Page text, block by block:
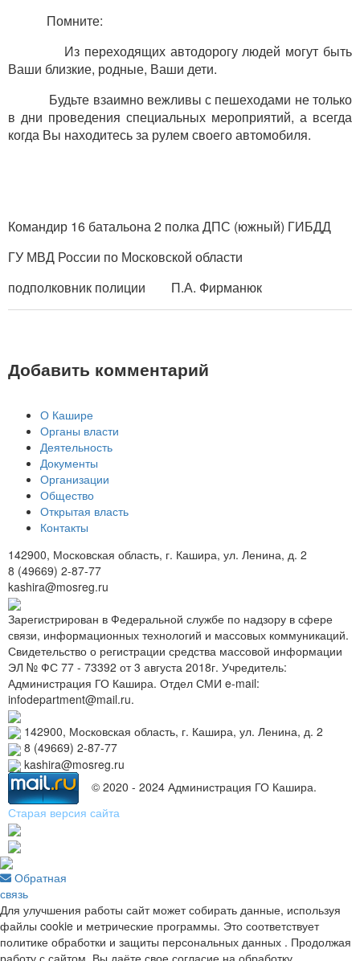
Помните:
Из переходящих автодорогу людей могут быть
Ваши близкие, родные, Ваши дети.
Будьте взаимно вежливы с пешеходами не только
в дни проведения специальных мероприятий, а всегда
когда Вы находитесь за рулем своего автомобиля.
Командир 16 батальона 2 полка ДПС (южный) ГИБДД
ГУ МВД России по Московской области
подполковник полиции П.А. Фирманюк
Добавить комментарий
О Кашире
Органы власти
Деятельность
Документы
Организации
Общество
Открытая власть
Контакты
142900, Московская область, г. Кашира, ул. Ленина, д. 2
8 (49669) 2-87-77
kashira@mosreg.ru
Зарегистрирован в Федеральной службе по надзору в сфере
связи, информационных технологий и массовых коммуникаций.
Свидетельство о регистрации средства массовой информации
ЭЛ № ФС 77 - 73392 от 3 августа 2018г. Учредитель:
Администрация ГО Кашира. Отдел СМИ e-mail:
infodepartment@mail.ru.
142900, Московская область, г. Кашира, ул. Ленина, д. 2
8 (49669) 2-87-77
kashira@mosreg.ru
© 2020 - 2024 Администрация ГО Кашира.
Старая версия сайта
Обратная
связь
Для улучшения работы сайт может собирать данные, используя
файлы cookie и метрические программы. Это соответствует
политике обработки и защиты персональных данных . Продолжая